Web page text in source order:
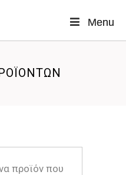
προϊόν που
Menu
Menu